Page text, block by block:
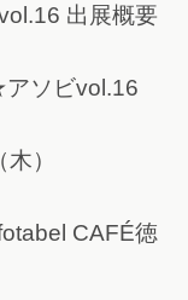
出展概要
ソビvol.16
）
CAFÉ徳